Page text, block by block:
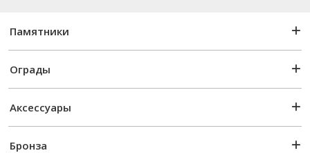
Памятники
Ограды
Аксессуары
Бронза